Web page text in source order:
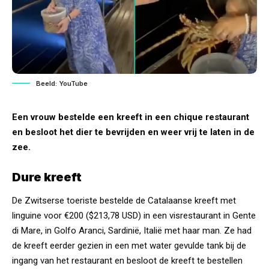
Beeld: YouTube
Een vrouw bestelde een kreeft in een chique restaurant
en besloot het dier te bevrijden en weer vrij te laten in de
zee.
Dure kreeft
De Zwitserse toeriste bestelde de Catalaanse kreeft met
linguine voor €200 ($213,78 USD) in een visrestaurant in Gente
di Mare, in Golfo Aranci, Sardinië, Italië met haar man. Ze had
de kreeft eerder gezien in een met water gevulde tank bij de
ingang van het restaurant en besloot de kreeft te bestellen